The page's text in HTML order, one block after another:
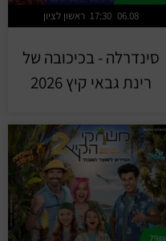
ראשון לציון 17:30 06.08
סינדרלה - בכיכובה של
רינת גבאי קיץ 2026
79₪